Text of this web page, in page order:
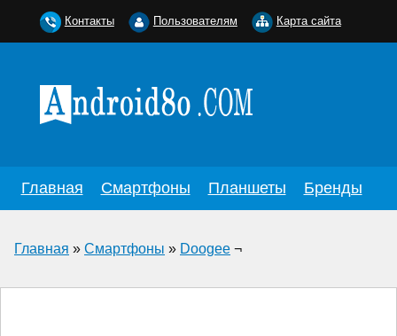
Главная Смартфоны Планшеты Бренды
Главная » Смартфоны » Doogee ¬
Контакты Пользователям Карта сайта